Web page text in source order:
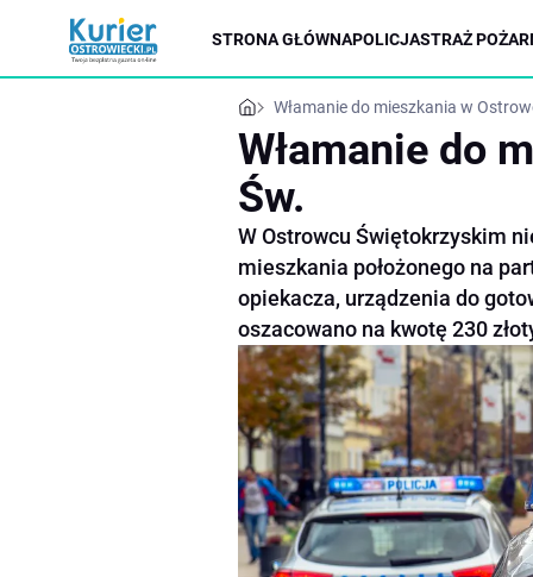
STRONA GŁÓWNAPOLICJASTRAŻ
Włamanie do mieszkania w
Włamanie do
Św.
W Ostrowcu Świętokrzyskim
mieszkania położonego na
opiekacza, urządzenia do
oszacowano na kwotę 230